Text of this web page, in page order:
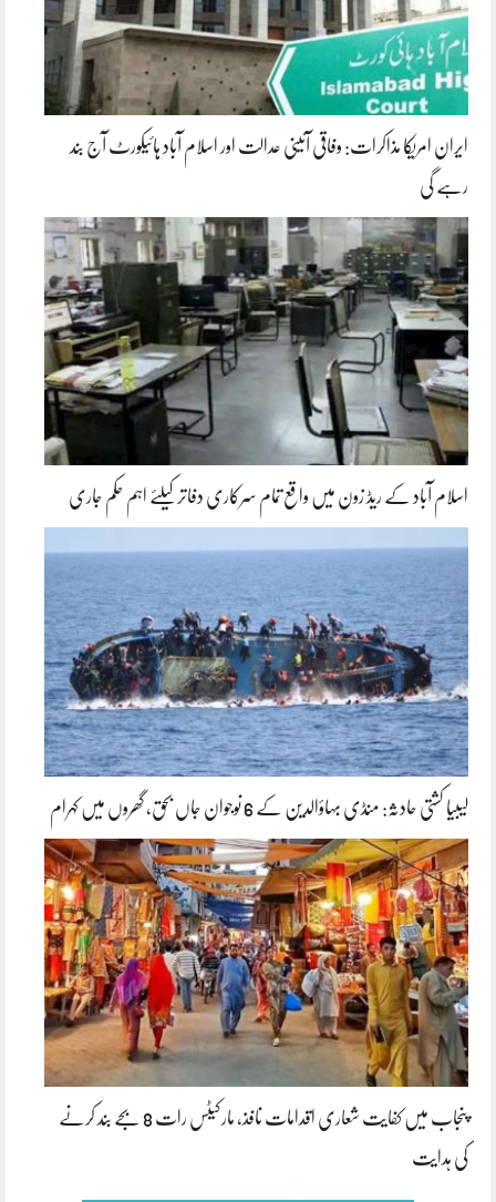
ایران امریکا مذاکرات: وفاقی آئینی عدالت اور اسلام آباد ہائیکورٹ آج بند
رہے گی
اسلام آباد کے ریڈ زون میں واقع تمام سرکاری دفاتر کیلئے اہم حکم جاری
لیبیا کشتی حادثہ: منڈی بہاؤالدین کے 6 نوجوان جاں بحق، گھروں میں کہرام
پنجاب میں کفایت شعاری اقدامات نافذ، مارکیٹس رات 8 بجے بند کرنے
کی ہدایت